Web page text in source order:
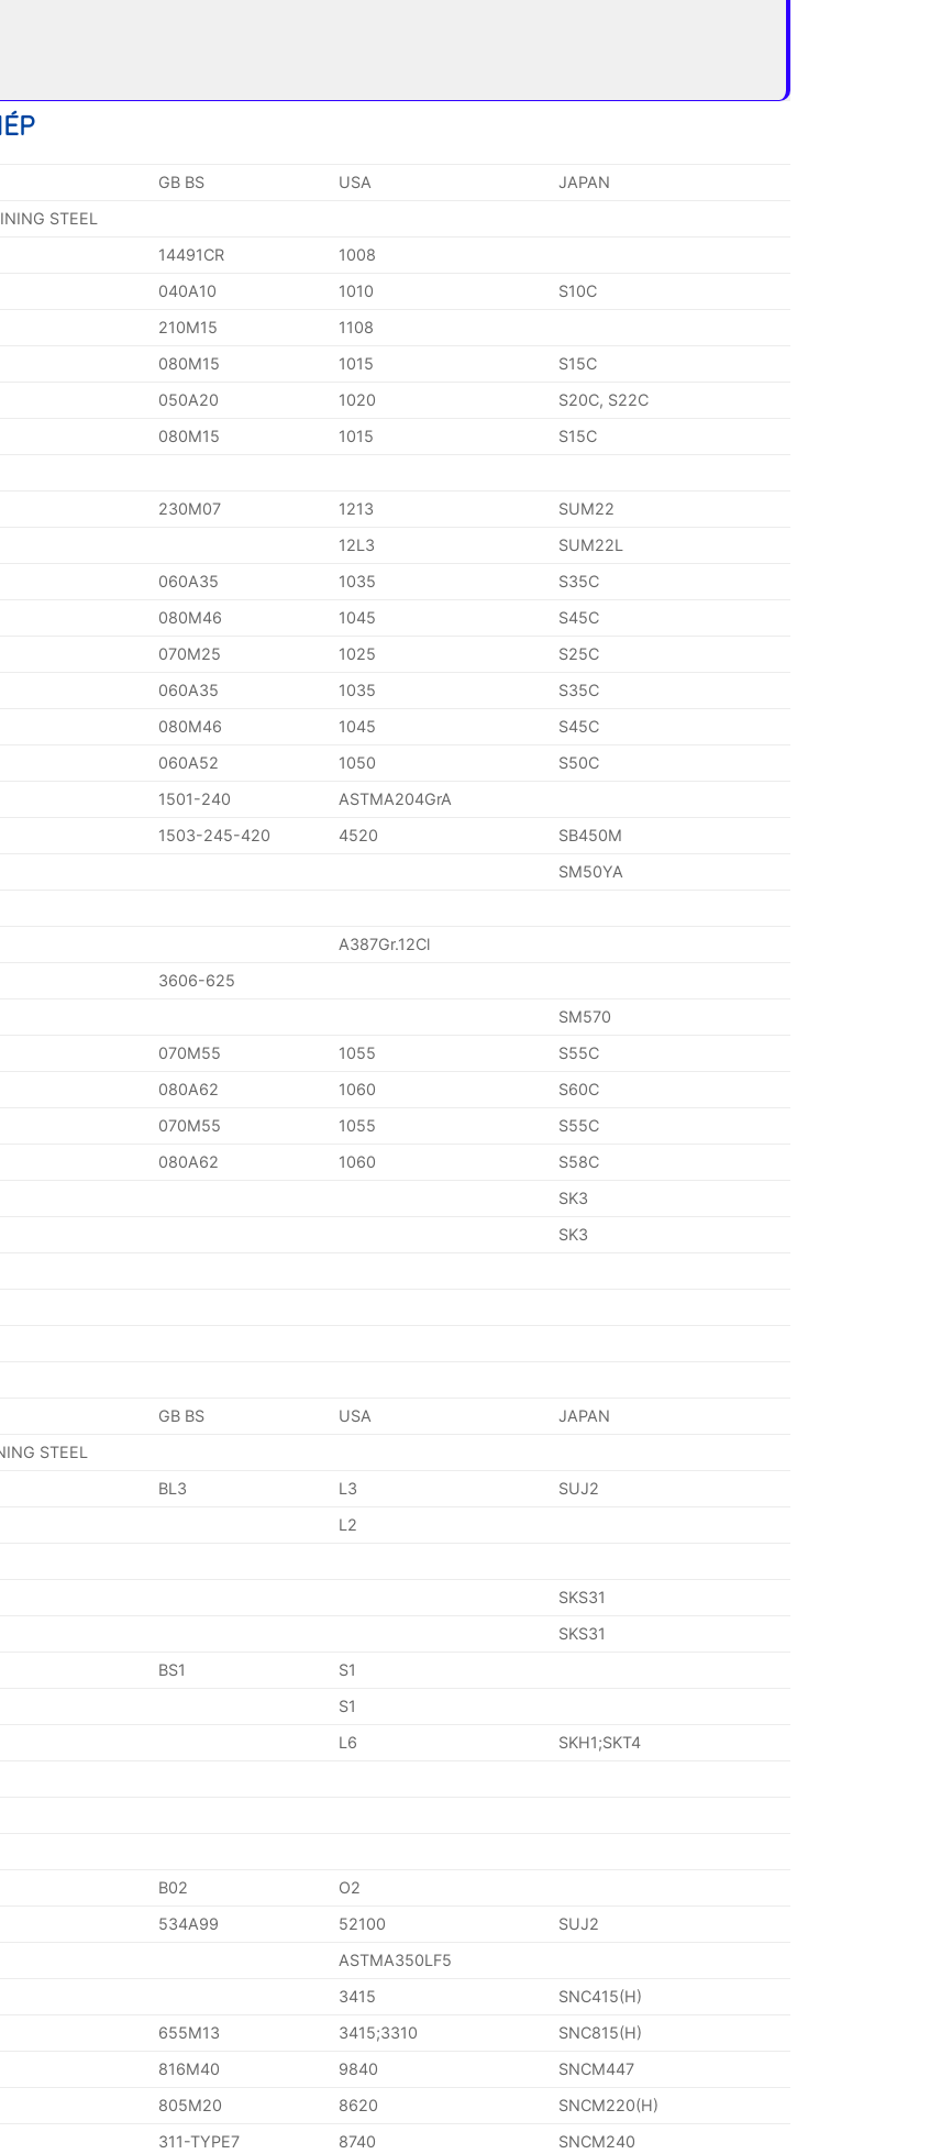
GB BS USA
JAPAN
STEEL
14491CR
1008
040A10 1010
S10C
210M15
1108
080M15 1015
S15C
050A20 1020
S20C, S22C
080M15 1015
S15C
230M07 1213
SUM22
12L3
SUM22L
060A35 1035
S35C
080M46 1045
S45C
070M25 1025
S25C
060A35 1035
S35C
080M46 1045
S45C
060A52 1050
S50C
1501-240
ASTMA204GrA
1503-245-420 4520
SB450M
SM50YA
A387Gr.12Cl
3606-625
SM570
070M55 1055
S55C
080A62 1060
S60C
070M55 1055
S55C
080A62 1060
S58C
SK3
SK3
GB BS USA
JAPAN
STEEL
BL3 L3
SUJ2
L2
SKS31
SKS31
BS1
S1
S1
L6
SKH1;SKT4
B02
O2
534A99 52100
SUJ2
ASTMA350LF5
3415
SNC415(H)
655M13 3415;3310
SNC815(H)
816M40 9840
SNCM447
805M20 8620
SNCM220(H)
311-TYPE7 8740 SNCM240